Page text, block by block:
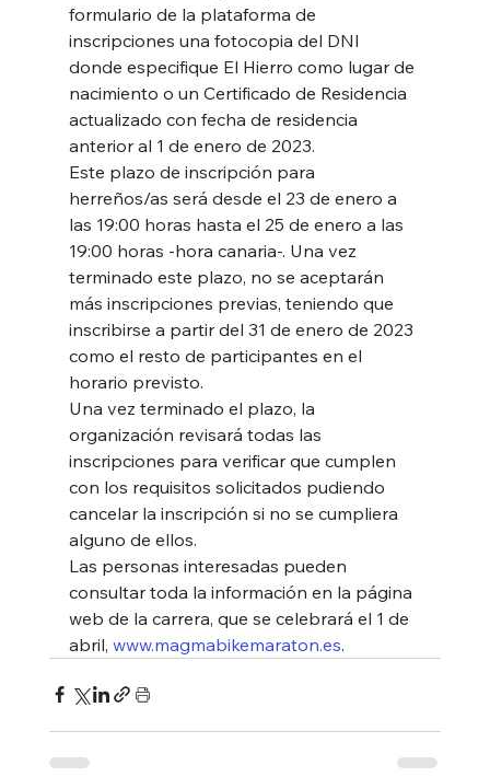
formulario de la plataforma de
inscripciones una fotocopia del DNI
donde especifique El Hierro como lugar de
nacimiento o un Certificado de Residencia
actualizado con fecha de residencia
anterior al 1 de enero de 2023.
Este plazo de inscripción para
herreños/as será desde el 23 de enero a
las 19:00 horas hasta el 25 de enero a las
19:00 horas -hora canaria-. Una vez
terminado este plazo, no se aceptarán
más inscripciones previas, teniendo que
inscribirse a partir del 31 de enero de 2023
como el resto de participantes en el
horario previsto.
Una vez terminado el plazo, la
organización revisará todas las
inscripciones para verificar que cumplen
con los requisitos solicitados pudiendo
cancelar la inscripción si no se cumpliera
alguno de ellos.
Las personas interesadas pueden
consultar toda la información en la página
web de la carrera, que se celebrará el 1 de
abril, www.magmabikemaraton.es.